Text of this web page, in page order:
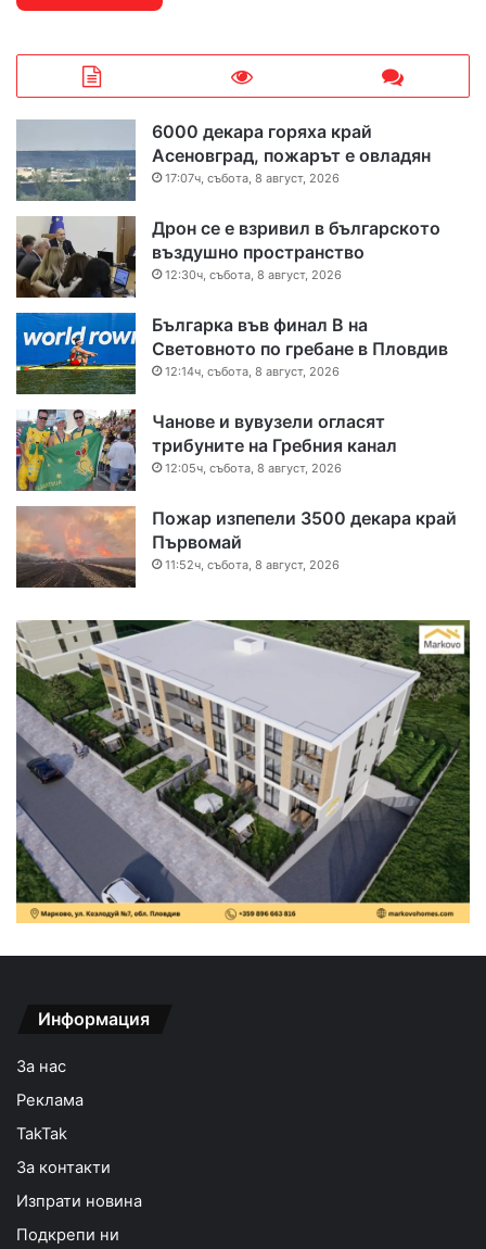
6000 декара горяха край
Асеновград, пожарът е овладян
17:07ч, събота, 8 август, 2026
Дрон се е взривил в българското
въздушно пространство
12:30ч, събота, 8 август, 2026
Българка във финал B на
Световното по гребане в Пловдив
12:14ч, събота, 8 август, 2026
Чанове и вувузели огласят
трибуните на Гребния канал
12:05ч, събота, 8 август, 2026
Пожар изпепели 3500 декара край
Първомай
11:52ч, събота, 8 август, 2026
Информация
За нас
Реклама
TakTak
За контакти
Изпрати новина
Подкрепи ни